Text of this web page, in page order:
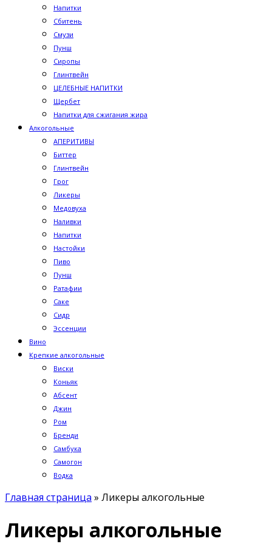
Напитки
Сбитень
Смузи
Пунш
Сиропы
Глинтвейн
ЦЕЛЕБНЫЕ НАПИТКИ
Щербет
Напитки для сжигания жира
Алкогольные
АПЕРИТИВЫ
Биттер
Глинтвейн
Грог
Ликеры
Медовуха
Наливки
Напитки
Настойки
Пиво
Пунш
Ратафии
Саке
Сидр
Эссенции
Вино
Крепкие алкогольные
Виски
Коньяк
Абсент
Джин
Ром
Бренди
Самбука
Самогон
Водка
Главная страница » Ликеры алкогольные
Ликеры алкогольные